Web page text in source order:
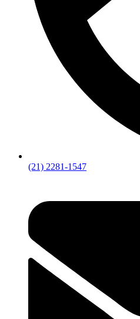
(21) 2281-1547